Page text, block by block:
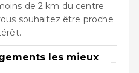
de 2 km du centre
souhaitez être proche
les mieux
−